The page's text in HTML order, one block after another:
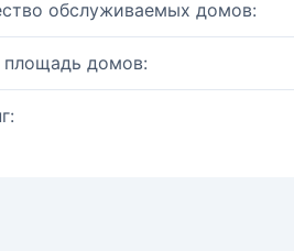
обслуживаемых домов:
домов: